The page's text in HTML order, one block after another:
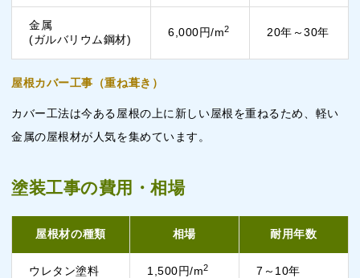
金属
(ガルバリウム鋼材)
6,000円/m2 20年～30年
屋根カバー工事（重ね葺き）
カバー工法は今ある屋根の上に新しい屋根を重ねるため、軽い
金属の屋根材が人気を集めています。
塗装工事の費用・相場
屋根材の種類 相場 耐用年数
ウレタン塗料 1,500円/m2 7～10年